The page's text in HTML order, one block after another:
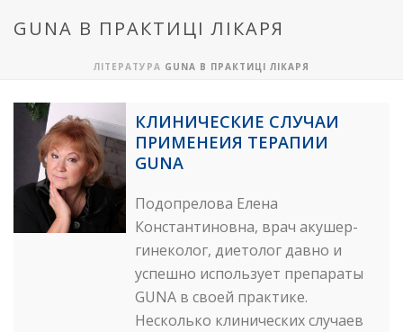
GUNA В ПРАКТИЦІ ЛІКАРЯ
ЛІТЕРАТУРА GUNA В ПРАКТИЦІ ЛІКАРЯ
КЛИНИЧЕСКИЕ СЛУЧАИ
ПРИМЕНЕИЯ ТЕРАПИИ
GUNA
Подопрелова Елена
Константиновна, врач акушер-
гинеколог, диетолог давно и
успешно использует препараты
GUNA в своей практике.
Несколько клинических случаев